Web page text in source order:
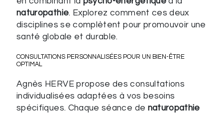
naturopathie. Explorez comment ces deux
disciplines se complètent pour promouvoir une
santé globale et durable.
CONSULTATIONS PERSONNALISÉES POUR UN BIEN-ÊTRE
OPTIMAL
Agnès HERVE propose des consultations
individualisées adaptées à vos besoins
spécifiques. Chaque séance de naturopathie